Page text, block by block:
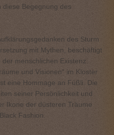
diese Begegnung des
des Sturm
mit Mythen, beschäftigt
menschlichen Existenz.
und Visionen“ im Kloster
eine Hommage an Füßli. Die
seiner Persönlichkeit und
Ikone der düsteren Träume
Fashion.